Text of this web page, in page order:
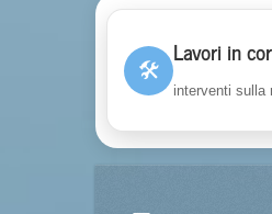
🛠
Lavori in
interventi sulla